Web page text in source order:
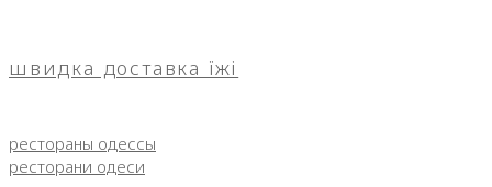
швидка доставка їжі
рестораны одессы
ресторани одеси